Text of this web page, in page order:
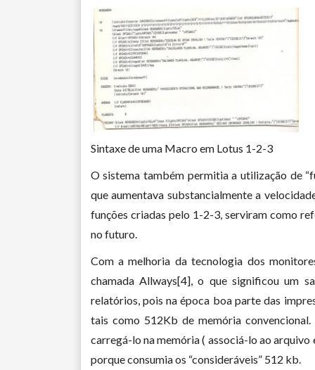
Sintaxe de uma Macro em Lotus 1-2-3
O sistema também permitia a utilização de
que aumentava substancialmente a
funções criadas pelo 1-2-3, serviram como
no futuro.
Com a melhoria da tecnologia dos
chamada Allways[4], o que significou um
relatórios, pois na época boa parte das
tais como 512Kb de memória
carregá-lo na memória ( associá-lo ao
porque consumia os “consideráveis” 512 kb.